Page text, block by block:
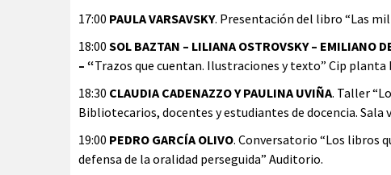
17:00 PAULA VARSAVSKY. Presentación del libro “Las
18:00 SOL BAZTAN – LILIANA OSTROVSKY – EMILIANO
– “Trazos que cuentan. Ilustraciones y texto” Cip planta
18:30 CLAUDIA CADENAZZO Y PAULINA UVIÑA. Taller
Bibliotecarios, docentes y estudiantes de docencia. Sala
19:00 PEDRO GARCÍA OLIVO. Conversatorio “Los libros
defensa de la oralidad perseguida” Auditorio.